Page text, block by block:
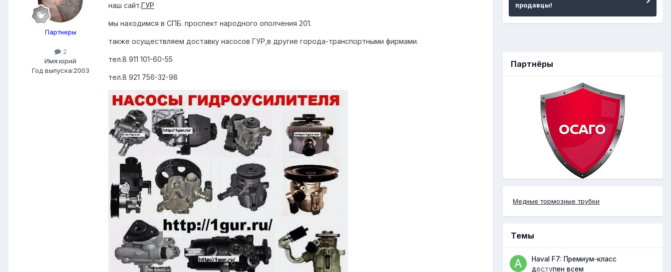
Партнеры
2
Имя:юрий
Год выпуска:2003
наш сайт.ГУР
мы находимся в СПБ. проспект народного ополчения 201.
также осуществляем доставку насосов ГУР,в другие города-транспортными фирмами.
тел.8 911 101-60-55
тел.8 921 756-32-98
продавцы!
Партнёры
Медные тормозные трубки
Темы
Haval F7: Премиум-класс
доступен всем